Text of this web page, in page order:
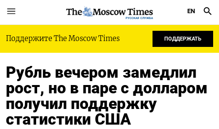
РУССКАЯ СЛУЖБА
EN
Поддержите The Moscow Times ПОДДЕРЖАТЬ
Рубль вечером замедлил
рост, но в паре с долларом
получил поддержку
статистики США